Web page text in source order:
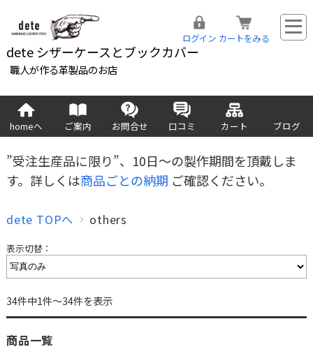
dete シザーケースとブックカバー
職人が作る革製品のお店
ログイン カートをみる
homeへ ご案内 お問合せ 口コミ カート ブログ
”受注生産品に限り”、10日～の製作期間を頂戴しま
す。詳しくは商品ごとの納期 ご確認ください。
dete TOPへ others
表示切替：
34件中1件～34件を表示
商品一覧